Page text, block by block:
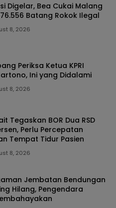
Digelar, Bea Cukai Malang
Batang Rokok Ilegal
8, 2026
Periksa Ketua KPRI
Ini yang Didalami
8, 2026
Tegaskan BOR Dua RSD
Perlu Percepatan
Tempat Tidur Pasien
8, 2026
Jembatan Bendungan
Hilang, Pengendara